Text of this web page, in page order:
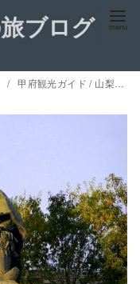
甲府観光ガイド / 山梨県、甲府の美術館博物館巡り